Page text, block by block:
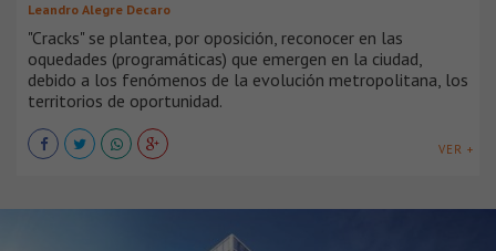
Leandro Alegre Decaro
"Cracks" se plantea, por oposición, reconocer en las
oquedades (programáticas) que emergen en la ciudad,
debido a los fenómenos de la evolución metropolitana, los
territorios de oportunidad.
VER +